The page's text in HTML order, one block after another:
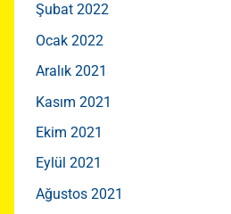
Şubat 2022
Ocak 2022
Aralık 2021
Kasım 2021
Ekim 2021
Eylül 2021
Ağustos 2021